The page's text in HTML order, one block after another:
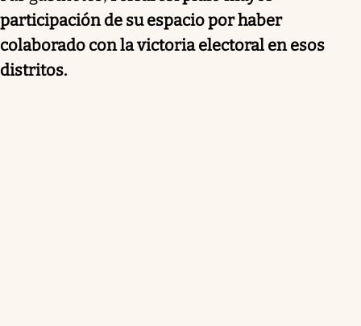
participación de su espacio por haber
colaborado con la victoria electoral en esos
distritos.